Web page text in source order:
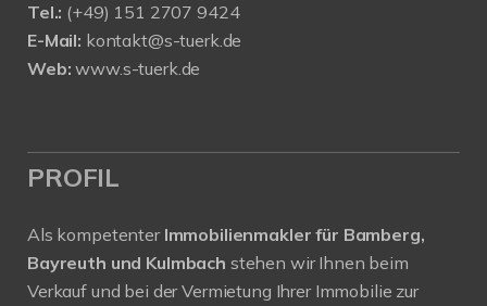
Tel.: (+49) 151 2707 9424
E-Mail: kontakt@s-tuerk.de
Web: www.s-tuerk.de
PROFIL
Als kompetenter Immobilienmakler für Bamberg,
Bayreuth und Kulmbach stehen wir Ihnen beim
Verkauf und bei der Vermietung Ihrer Immobilie zur